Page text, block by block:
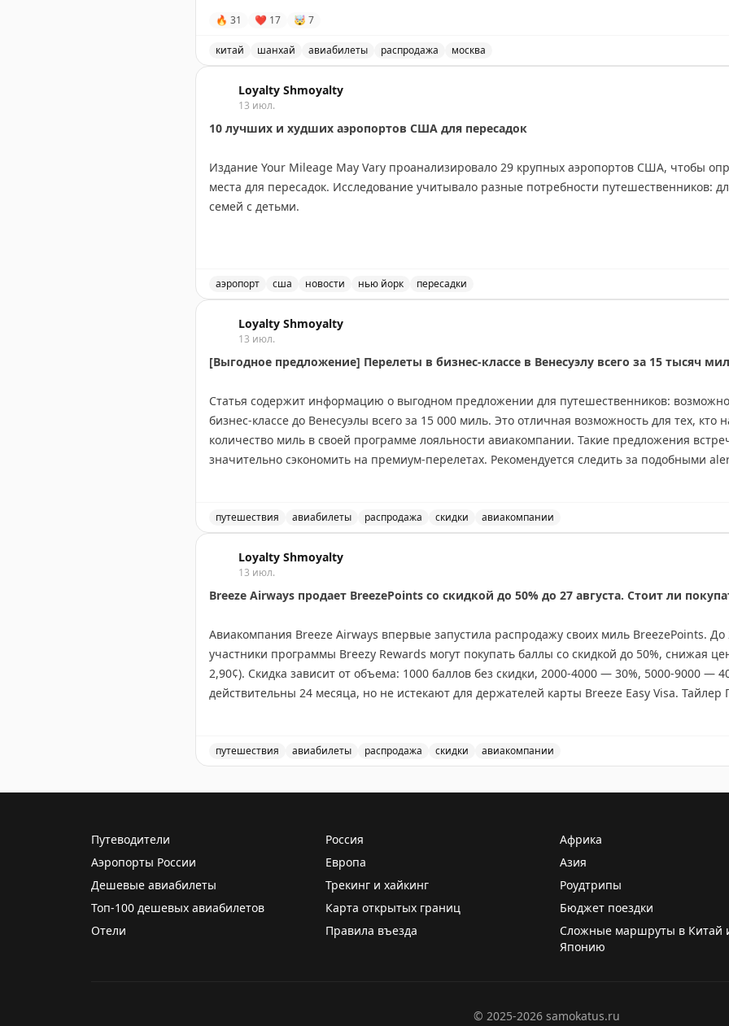
🔥 31 ❤ 17 🤯 7
китай шанхай авиабилеты распродажа москва
Loyalty Shmoyalty
13 июл.
10 лучших и худших аэропортов США для пересадок
Издание Your Mileage May Vary проанализировало 29 крупных аэропортов США, чтобы
места для пересадок. Исследование учитывало разные потребности путешественников:
семей с детьми.
ТОП-10 для семей: Детройт, Бостон Логан, Хьюстон, Вашингтон Даллес, Сиэтл-Такома,
Вашингтон, LaGuardia, Вашингтон Рейган, Сан-Франциско.
Худшие аэропорты: Орландо, Форт-Лодердейл, Чикаго Мидвей, Чикаго О'Хэр, Ньюарк, Сан-
медленным сервисом.
Your Mileage May Vary|Original
аэропорт сша новости нью йорк пересадки
Loyalty Shmoyalty
13 июл.
[Выгодное предложение] Перелеты в бизнес-классе в Венесуэлу всего за 15 тысяч
Статья содержит информацию о выгодном предложении для путешественников:
бизнес-классе до Венесуэлы всего за 15 000 миль. Это отличная возможность для тех, кто
количество миль в своей программе лояльности авиакомпании. Такие предложения
значительно сэкономить на премиум-перелетах. Рекомендуется следить за подобными
Juan Ruiz|Original
путешествия авиабилеты распродажа скидки авиакомпании
Loyalty Shmoyalty
13 июл.
Breeze Airways продает BreezePoints со скидкой до 50% до 27 августа. Стоит ли
Авиакомпания Breeze Airways впервые запустила распродажу своих миль BreezePoints. До
участники программы Breezy Rewards могут покупать баллы со скидкой до 50%, снижая
2,90¢). Скидка зависит от объема: 1000 баллов без скидки, 2000-4000 — 30%, 5000-9000 —
действительны 24 месяца, но не истекают для держателей карты Breeze Easy Visa. Тайлер
Tyler Glatt|Original
путешествия авиабилеты распродажа скидки авиакомпании
Путеводители Россия Африка
Аэропорты России
Европа Азия
Дешевые авиабилеты
Трекинг и хайкинг Роудтрипы
Топ-100 дешевых авиабилетов
Карта открытых границ Бюджет поездки
Отели
Правила въезда
Сложные маршруты в Китай
Японию
© 2025-2026 samokatus.ru